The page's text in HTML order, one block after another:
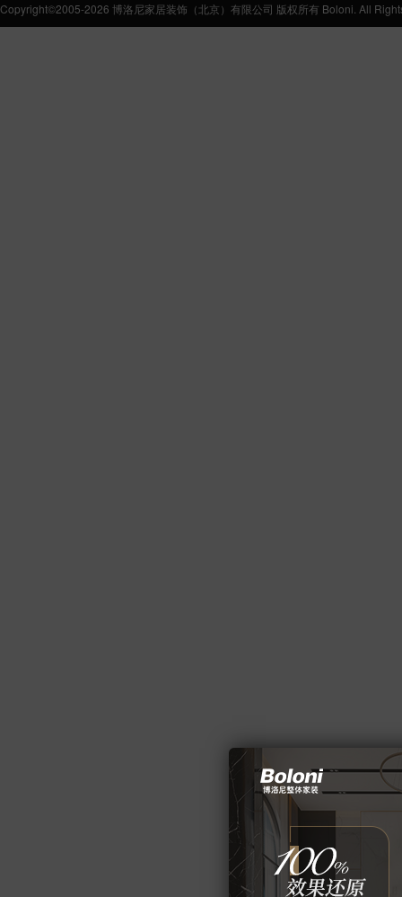
Copyright©2005-2026 博洛尼家居装饰（北京）有限公司 版权所有 Boloni. All